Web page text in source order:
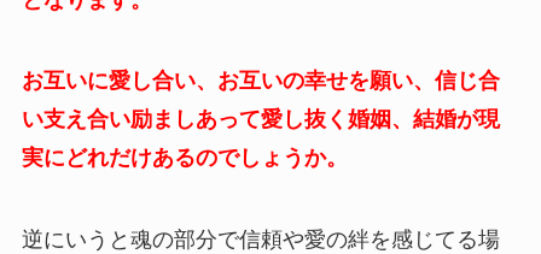
お互いに愛し合い、お互いの幸せを願い、信じ合
い支え合い励ましあって愛し抜く婚姻、結婚が現
実にどれだけあるのでしょうか。
逆にいうと魂の部分で信頼や愛の絆を感じてる場